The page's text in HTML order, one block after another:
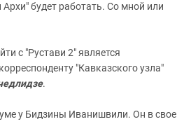
будет работать. Со мной или
с "Рустави 2" является
"Кавказского узла"
.
у Бидзины Иванишвили. Он в свое